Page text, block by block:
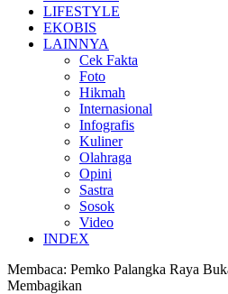
LIFESTYLE
EKOBIS
LAINNYA
Cek Fakta
Foto
Hikmah
Internasional
Infografis
Kuliner
Olahraga
Opini
Sastra
Sosok
Video
INDEX
Membaca: Pemko Palangka Raya
Membagikan